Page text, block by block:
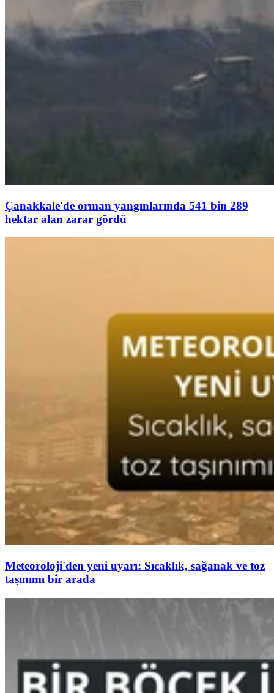
Çanakkale'de orman yangınlarında 541 bin 289
hektar alan zarar gördü
Meteoroloji'den yeni uyarı: Sıcaklık, sağanak ve toz
taşınımı bir arada